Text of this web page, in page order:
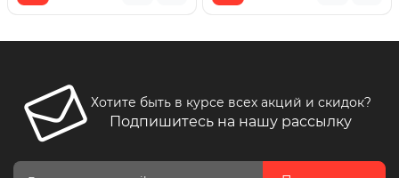
Хотите быть в курсе всех акций и скидок?
Подпишитесь на нашу рассылку